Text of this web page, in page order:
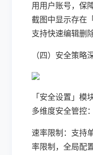
用用户账号，保
截图中显示存在
支持快速编辑删除
（四）安全策略
「安全设置」模
多维度安全管控：
速率限制：支持
率限制，全局配